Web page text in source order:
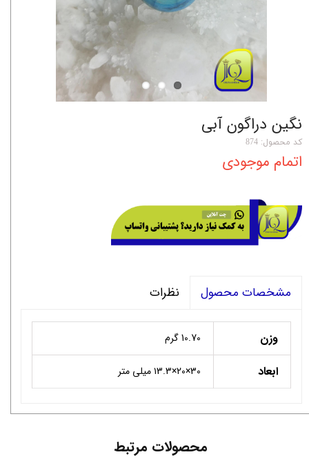
نگین دراگون آبی
کد محصول: 874
اتمام موجودی
مشخصات محصول نظرات
وزن 10.70 گرم
ابعاد 30×20×۱3.3 میلی متر
محصولات مرتبط